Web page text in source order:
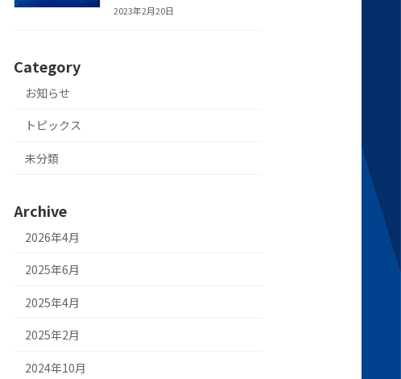
2023年2月20日
Category
お知らせ
トピックス
未分類
Archive
2026年4月
2025年6月
2025年4月
2025年2月
2024年10月